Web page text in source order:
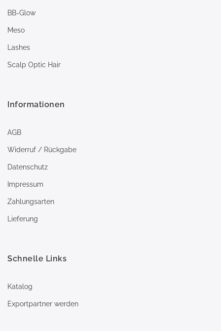
BB-Glow
Meso
Lashes
Scalp Optic Hair
Informationen
AGB
Widerruf / Rückgabe
Datenschutz
Impressum
Zahlungsarten
Lieferung
Schnelle Links
Katalog
Exportpartner werden